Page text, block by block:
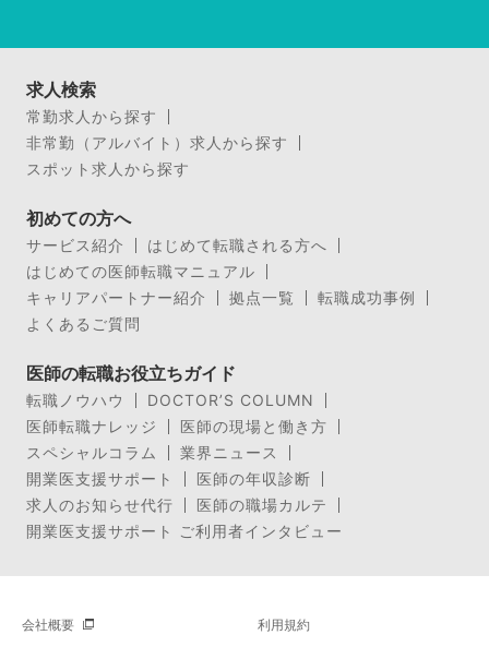
求人検索
常勤求人から探す
非常勤（アルバイト）求人から探す
スポット求人から探す
初めての方へ
サービス紹介
はじめて転職される方へ
はじめての医師転職マニュアル
キャリアパートナー紹介
拠点一覧
転職成功事例
よくあるご質問
医師の転職お役立ちガイド
転職ノウハウ
DOCTOR’S COLUMN
医師転職ナレッジ
医師の現場と働き方
スペシャルコラム
業界ニュース
開業医支援サポート
医師の年収診断
求人のお知らせ代行
医師の職場カルテ
開業医支援サポート ご利用者インタビュー
会社概要 利用規約